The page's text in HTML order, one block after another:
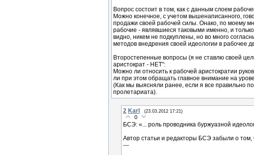
Вопрос состоит в том, как с данным слоем
Можно конечное, с учетом вышенаписанного,
продажи своей рабочей силы. Онако, по моему
рабочие - являвшиеся таковыми именно, и
видно, никем не подкуплены, но во много
методов внедрения своей идеологии в рабочее
Второстепенные вопросы (я не ставлю своей
аристократ - НЕТ":
Можно ли относить к рабочей аристократии
ли при этом обращать главное внимание на
(Как мы выясняли ранее, если я все правильно
пролетариата).
2 Karl (23.03.2012 17:21)
0
БСЭ: «... роль проводника буржуазной
Автор статьи и редакторы БСЭ забыли о
---